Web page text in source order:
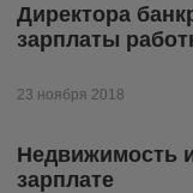
Директора
зарплаты
23 ноября 2018
Недвижимость
зарплате